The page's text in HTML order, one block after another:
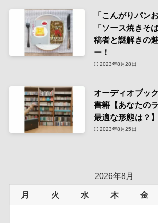
「こんがりパン
「ソース焼きそ
稿者と謎解きの
ー！
2023年8月28日
オーディオブッ
書籍【あなたの
最適な形態は？】
2023年8月25日
2026年8月
月 火 水 木 金